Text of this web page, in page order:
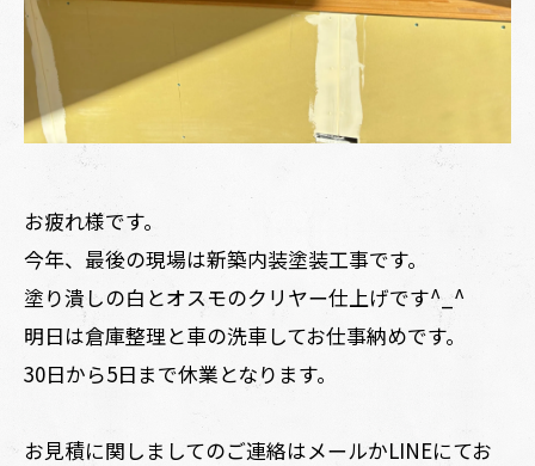
お疲れ様です。
今年、最後の現場は新築内装塗装工事です。
塗り潰しの白とオスモのクリヤー仕上げです^_^
明日は倉庫整理と車の洗車してお仕事納めです。
30日から5日まで休業となります。
お見積に関しましてのご連絡はメールかLINEにてお